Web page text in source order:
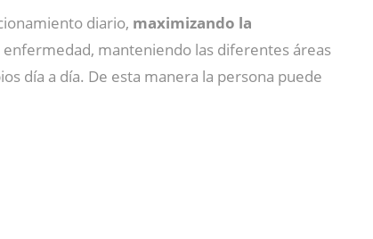
diario, maximizando la
manteniendo las diferentes áreas
día a día. De esta manera la persona puede